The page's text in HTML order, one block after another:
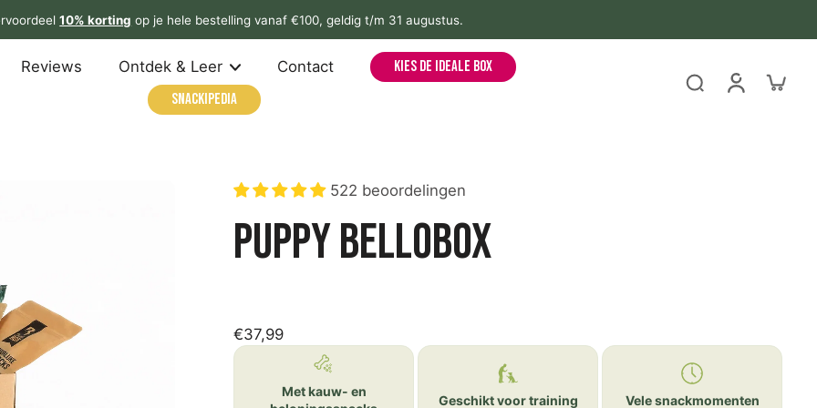
Gratis verzending vanaf €60
Reviews Ontdek & Leer Contact
Kies de ideale box
Snackipedia
522 beoordelingen
Puppy Bellobox
€37,99
Met kauw- en
Geschikt voor training Vele snackmomenten